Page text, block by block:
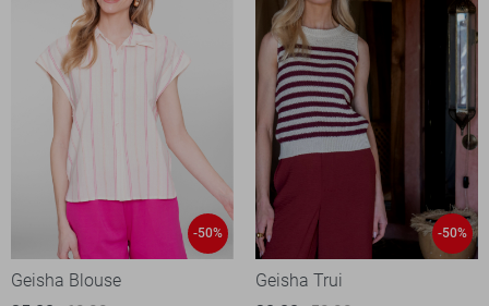
-50%
Geisha Blouse
-50%
Geisha Trui